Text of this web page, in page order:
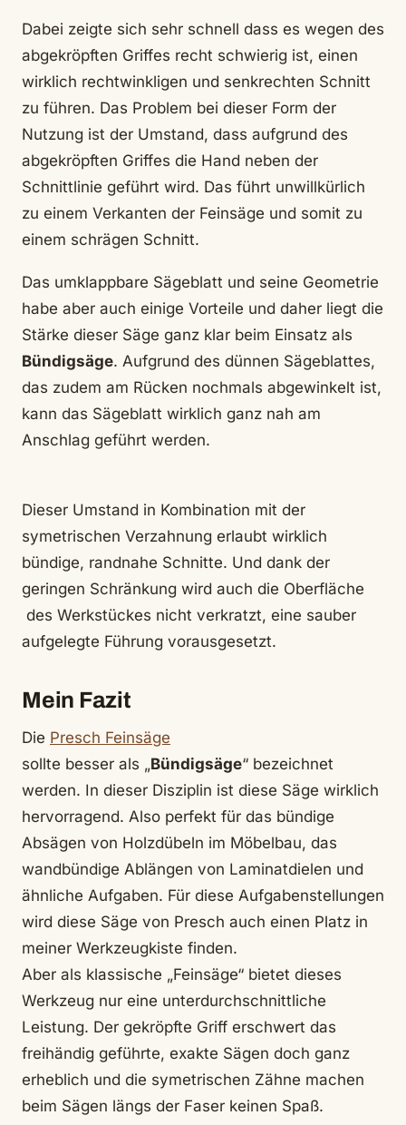
Dabei zeigte sich sehr schnell dass es wegen des
abgekröpften Griffes recht schwierig ist, einen
wirklich rechtwinkligen und senkrechten Schnitt
zu führen. Das Problem bei dieser Form der
Nutzung ist der Umstand, dass aufgrund des
abgekröpften Griffes die Hand neben der
Schnittlinie geführt wird. Das führt unwillkürlich
zu einem Verkanten der Feinsäge und somit zu
einem schrägen Schnitt.
Das umklappbare Sägeblatt und seine Geometrie
habe aber auch einige Vorteile und daher liegt die
Stärke dieser Säge ganz klar beim Einsatz als
Bündigsäge. Aufgrund des dünnen Sägeblattes,
das zudem am Rücken nochmals abgewinkelt ist,
kann das Sägeblatt wirklich ganz nah am
Anschlag geführt werden.
Dieser Umstand in Kombination mit der
symetrischen Verzahnung erlaubt wirklich
bündige, randnahe Schnitte. Und dank der
geringen Schränkung wird auch die Oberfläche
des Werkstückes nicht verkratzt, eine sauber
aufgelegte Führung vorausgesetzt.
Mein Fazit
Die Presch Feinsäge
sollte besser als „Bündigsäge“ bezeichnet
werden. In dieser Disziplin ist diese Säge wirklich
hervorragend. Also perfekt für das bündige
Absägen von Holzdübeln im Möbelbau, das
wandbündige Ablängen von Laminatdielen und
ähnliche Aufgaben. Für diese Aufgabenstellungen
wird diese Säge von Presch auch einen Platz in
meiner Werkzeugkiste finden.
Aber als klassische „Feinsäge“ bietet dieses
Werkzeug nur eine unterdurchschnittliche
Leistung. Der gekröpfte Griff erschwert das
freihändig geführte, exakte Sägen doch ganz
erheblich und die symetrischen Zähne machen
beim Sägen längs der Faser keinen Spaß.